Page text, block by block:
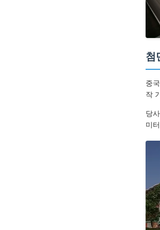
첨
중
작
당
미